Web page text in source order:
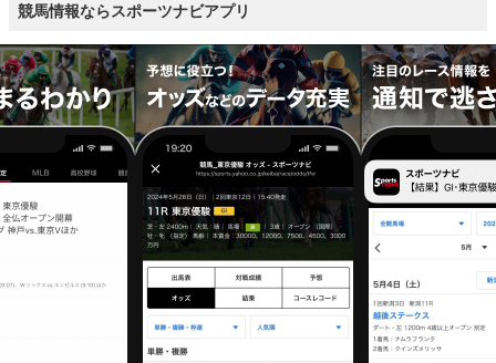
競馬情報ならスポーツナビアプリ